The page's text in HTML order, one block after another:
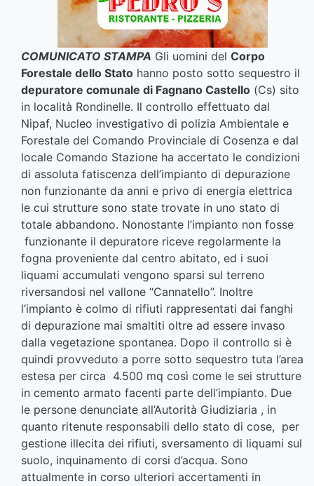
COMUNICATO STAMPA Gli uomini del Corpo
Forestale dello Stato hanno posto sotto sequestro il
depuratore comunale di Fagnano Castello (Cs) sito
in località Rondinelle. Il controllo effettuato dal
Nipaf, Nucleo investigativo di polizia Ambientale e
Forestale del Comando Provinciale di Cosenza e dal
locale Comando Stazione ha accertato le condizioni
di assoluta fatiscenza dell’impianto di depurazione
non funzionante da anni e privo di energia elettrica
le cui strutture sono state trovate in uno stato di
totale abbandono. Nonostante l’impianto non fosse
funzionante il depuratore riceve regolarmente la
fogna proveniente dal centro abitato, ed i suoi
liquami accumulati vengono sparsi sul terreno
riversandosi nel vallone “Cannatello”. Inoltre
l’impianto è colmo di rifiuti rappresentati dai fanghi
di depurazione mai smaltiti oltre ad essere invaso
dalla vegetazione spontanea. Dopo il controllo si è
quindi provveduto a porre sotto sequestro tuta l’area
estesa per circa 4.500 mq così come le sei strutture
in cemento armato facenti parte dell’impianto. Due
le persone denunciate all’Autorità Giudiziaria , in
quanto ritenute responsabili dello stato di cose, per
gestione illecita dei rifiuti, sversamento di liquami sul
suolo, inquinamento di corsi d’acqua. Sono
attualmente in corso ulteriori accertamenti in